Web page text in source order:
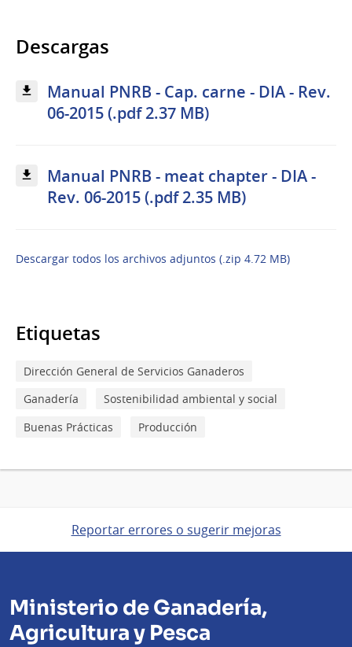
Descargas
Manual PNRB - Cap. carne - DIA - Rev.
06-2015 (.pdf 2.37 MB)
Manual PNRB - meat chapter - DIA -
Rev. 06-2015 (.pdf 2.35 MB)
Descargar todos los archivos adjuntos (.zip 4.72 MB)
Etiquetas
Dirección General de Servicios Ganaderos
Ganadería
Sostenibilidad ambiental y social
Buenas Prácticas
Producción
Reportar errores o sugerir mejoras
Ministerio de Ganadería,
Agricultura y Pesca